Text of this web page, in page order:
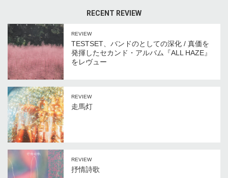
RECENT REVIEW
REVIEW
TESTSET、バンドのとしての深化 / 真価を
発揮したセカンド・アルバム『ALL HAZE』
をレヴュー
REVIEW
走馬灯
REVIEW
抒情詩歌